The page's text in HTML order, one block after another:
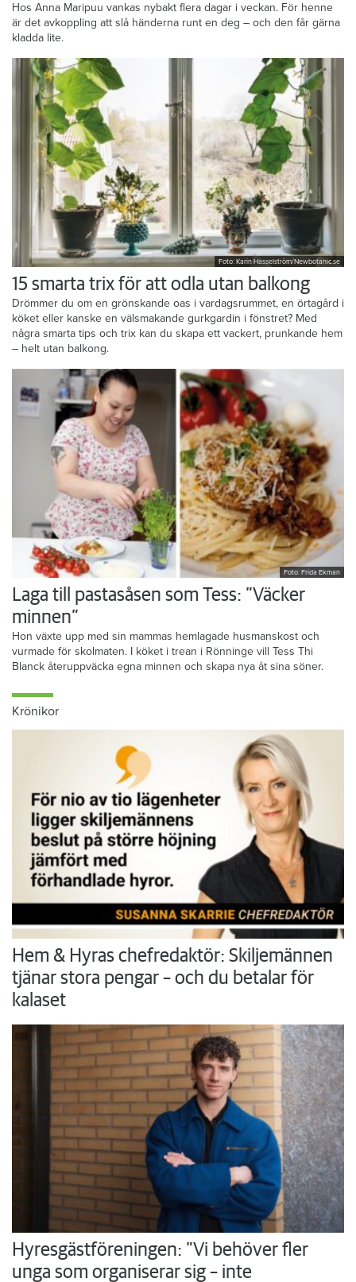
Hos Anna Maripuu vankas nybakt flera dagar i veckan. För henne
är det avkoppling att slå händerna runt en deg – och den får gärna
kladda lite.
Foto: Karin Hasselström/Newbotanic.se
15 smarta trix för att odla utan balkong
Drömmer du om en grönskande oas i vardagsrummet, en örtagård i
köket eller kanske en välsmakande gurkgardin i fönstret? Med
några smarta tips och trix kan du skapa ett vackert, prunkande hem
– helt utan balkong.
Foto: Frida Ekman
Laga till pastasåsen som Tess: ”Väcker
minnen”
Hon växte upp med sin mammas hemlagade husmanskost och
vurmade för skolmaten. I köket i trean i Rönninge vill Tess Thi
Blanck återuppväcka egna minnen och skapa nya åt sina söner.
Krönikor
Hem & Hyras chefredaktör: Skiljemännen
tjänar stora pengar – och du betalar för
kalaset
Hyresgästföreningen: ”Vi behöver fler
unga som organiserar sig – inte